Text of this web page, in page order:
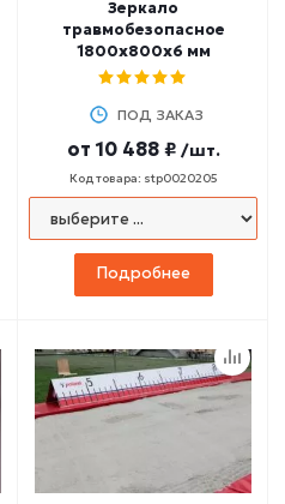
Зеркало
травмобезопасное
1800х800х6 мм
ПОД ЗАКАЗ
от 10 488 ₽ /шт.
Код товара: stp0020205
Подробнее